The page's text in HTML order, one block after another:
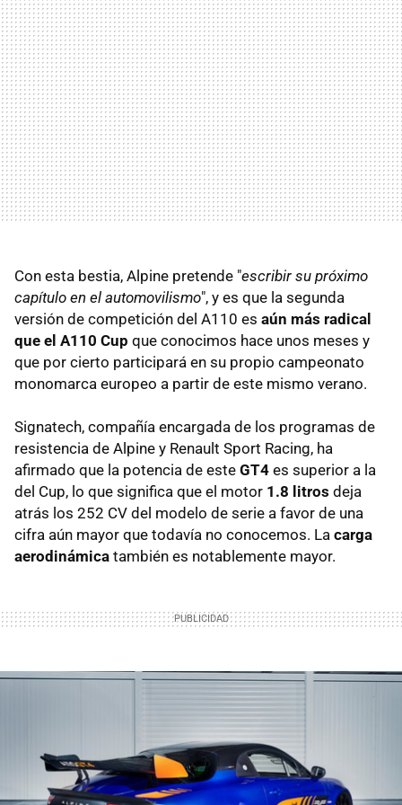
Con esta bestia, Alpine pretende "escribir su próximo
capítulo en el automovilismo", y es que la segunda
versión de competición del A110 es aún más radical
que el A110 Cup que conocimos hace unos meses y
que por cierto participará en su propio campeonato
monomarca europeo a partir de este mismo verano.
Signatech, compañía encargada de los programas de
resistencia de Alpine y Renault Sport Racing, ha
afirmado que la potencia de este GT4 es superior a la
del Cup, lo que significa que el motor 1.8 litros deja
atrás los 252 CV del modelo de serie a favor de una
cifra aún mayor que todavía no conocemos. La carga
aerodinámica también es notablemente mayor.